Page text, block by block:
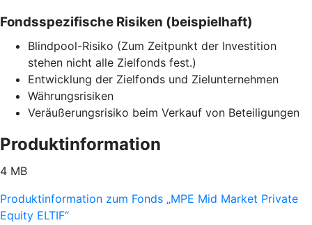
Fondsspezifische Risiken (beispielhaft)
Blindpool-Risiko (Zum Zeitpunkt der Investition
stehen nicht alle Zielfonds fest.)
Entwicklung der Zielfonds und Zielunternehmen
Währungsrisiken
Veräußerungsrisiko beim Verkauf von Beteiligungen
Produktinformation
4 MB
Produktinformation zum Fonds „MPE Mid Market Private
Equity ELTIF“